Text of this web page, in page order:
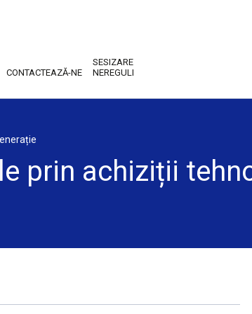
CONTACTEAZĂ-NE
SESIZARE
NEREGULI
prin achiziții